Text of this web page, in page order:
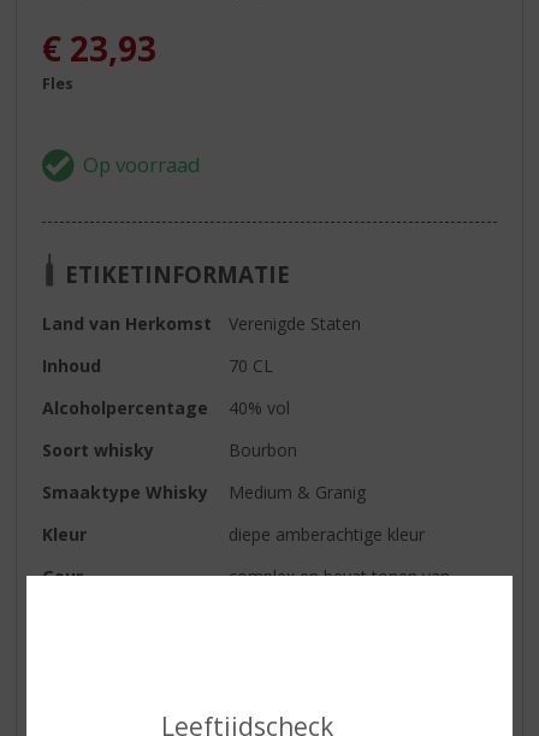
Leeftijdscheck
€ 23,93
Fles
ETIKETINFORMATIE
Land van Herkomst
Verenigde Staten
Inhoud
70 CL
Alcoholpercentage
40% vol
Soort whisky
Bourbon
Smaaktype Whisky
Medium & Granig
Kleur
diepe amberachtige kleur
Geur
complex en bevat tonen van
kruidigheid die eiken verraadt.